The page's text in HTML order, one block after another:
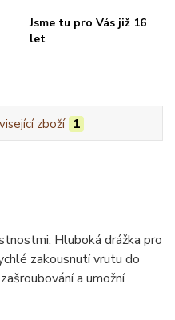
Jsme tu pro Vás již 16
let
zboží 1
Hluboká drážka pro
zakousnutí vrutu do
a umožní